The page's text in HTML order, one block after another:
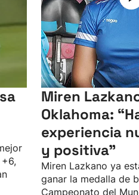
Miren
Oklahoma:
experiencia
y positiva"
Miren Lazkano ya
ganar la medalla de
Campeonato del